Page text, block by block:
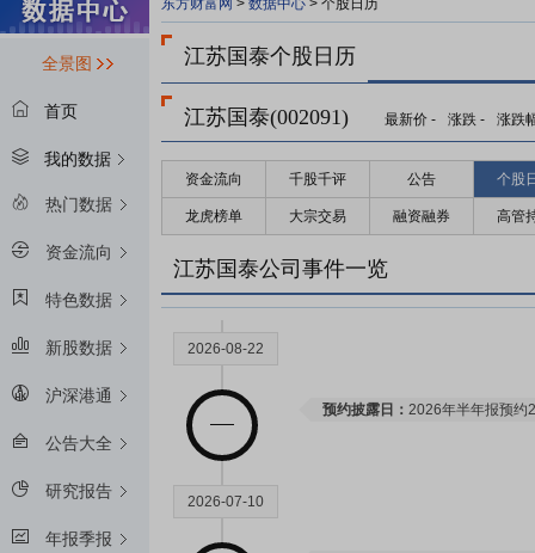
全景图
首页
我的数据
热门数据
资金流向
特色数据
新股数据
沪深港通
公告大全
研究报告
年报季报
东方财富网 > 数据中心 > 个股日历
江苏国泰个股日历
江苏国泰(002091) 最新价 - 涨跌 - 涨跌
资金流向 千股千评 公告 个股
龙虎榜单 大宗交易 融资融券 高管
江苏国泰公司事件一览
2026-08-22
预约披露日： 2026年半年报预约
2026-07-10